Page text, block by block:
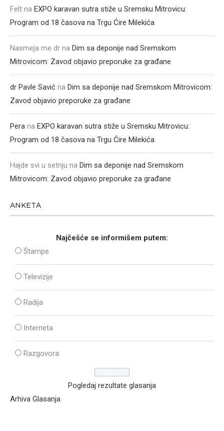
Felt na EXPO karavan sutra stiže u Sremsku Mitrovicu:
Program od 18 časova na Trgu Ćire Milekića
Nasmeja me dr na Dim sa deponije nad Sremskom
Mitrovicom: Zavod objavio preporuke za građane
dr Pavle Savić na Dim sa deponije nad Sremskom Mitrovicom:
Zavod objavio preporuke za građane
Pera na EXPO karavan sutra stiže u Sremsku Mitrovicu:
Program od 18 časova na Trgu Ćire Milekića
Hajde svi u setnju na Dim sa deponije nad Sremskom
Mitrovicom: Zavod objavio preporuke za građane
ANKETA
Najčešće se informišem putem:
Štampe
Televizije
Radija
Interneta
Razgovora
Pogledaj rezultate glasanja
Arhiva Glasanja